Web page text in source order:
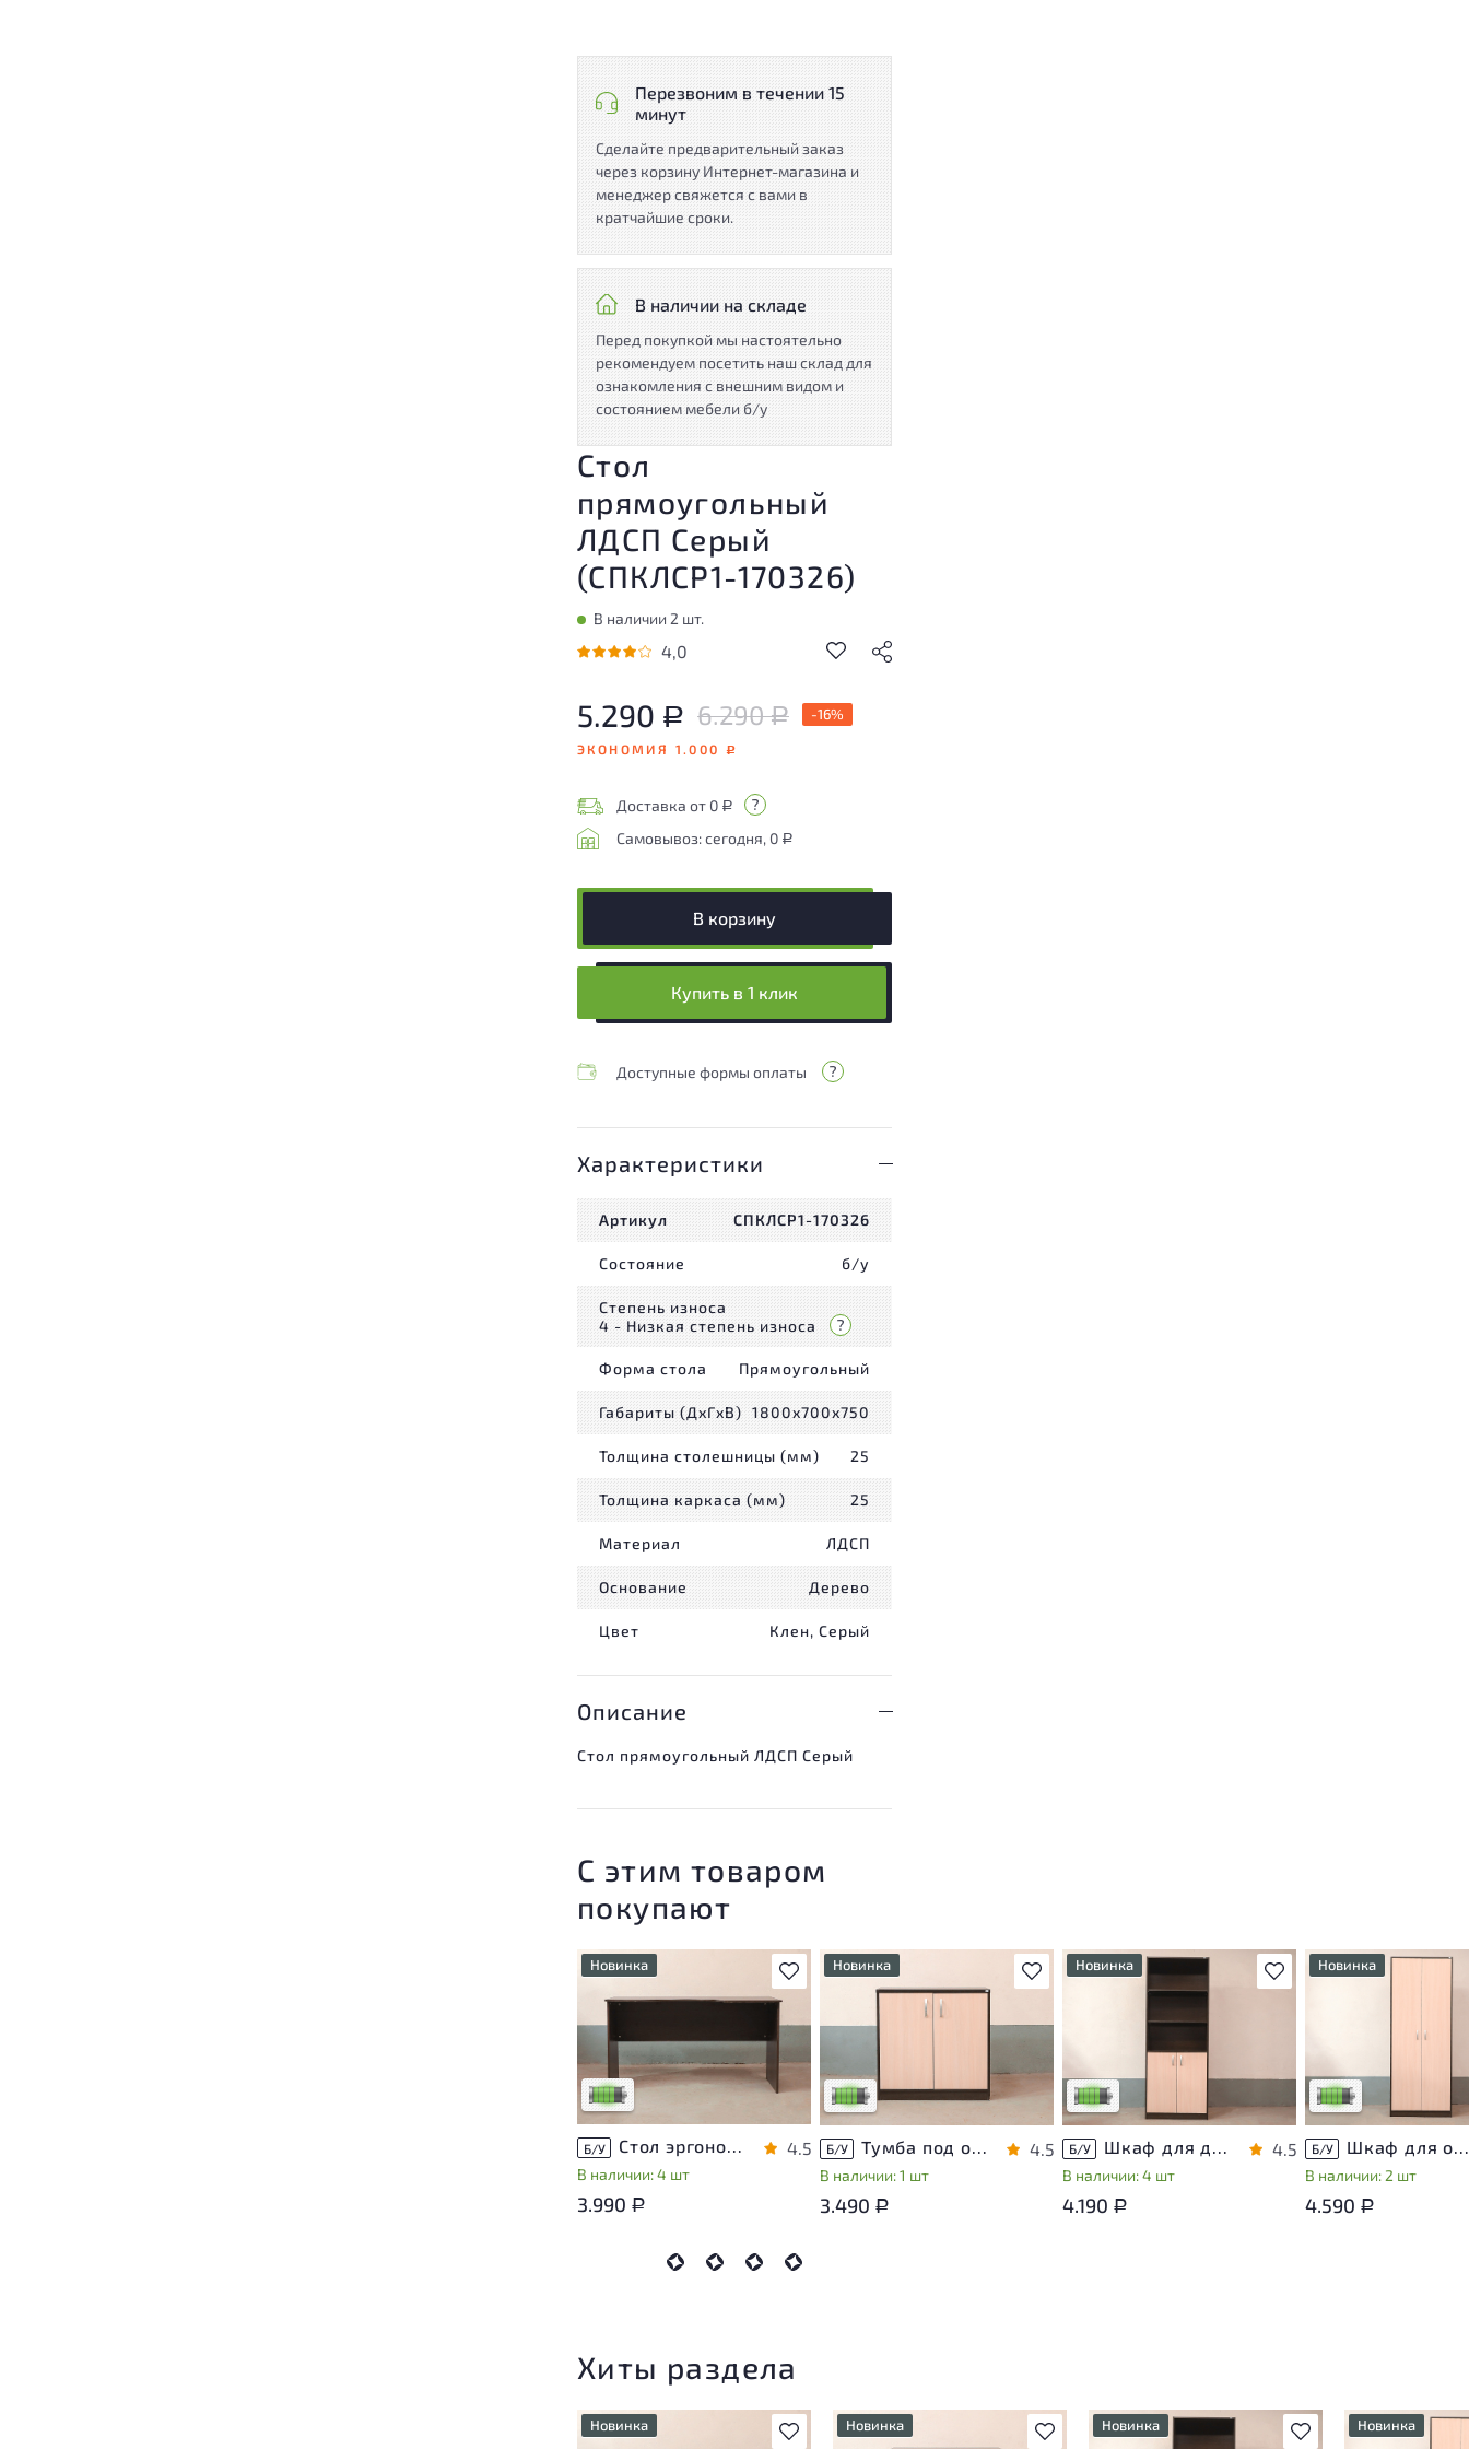
Перезвоним в течении 15
минут
Сделайте предварительный заказ
через корзину Интернет-магазина и
менеджер свяжется с вами в
кратчайшие сроки.
В наличии на складе
Перед покупкой мы настоятельно
рекомендуем посетить наш склад для
ознакомления с внешним видом и
состоянием мебели б/у
Стол
прямоугольный
ЛДСП Серый
(СПКЛСР1-170326)
В наличии 2 шт.
4,0
5.290 Р 6.290Р -16%
ЭКОНОМИЯ 1.000 Р
Доставка от 0 Р
Самовывоз: сегодня, 0 Р
В корзину
Купить в 1 клик
Доступные формы оплаты
Характеристики
Артикул СПКЛСР1-170326
Состояние б/у
Степень износа
4 - Низкая степень износа
Форма стола Прямоугольный
Габариты (ДxГxВ) 1800x700x750
Толщина столешницы (мм) 25
Толщина каркаса (мм) 25
Материал ЛДСП
Основание Дерево
Цвет Клен, Серый
Описание
Стол прямоугольный ЛДСП Серый
С этим товаром
покупают
В избранное
Новинка
У товара присутствуют
незначительные следы
эксплуатации, не влияющие
на удобство его
использования
Низкая степень износа
Б/У Стол эргономичный ЛДСП Венге
В наличии: 4 шт
4.5
3.990 Р
В избранное
Новинка
У товара присутствуют
незначительные следы
эксплуатации, не влияющие
на удобство его
Низкая степень износа
Б/У Тумба под оргтехнику ЛДСП Венге
В наличии: 1 шт
4.5
3.490 Р
В избранное
Новинка
эксплуатации, не влияющие
использования
Низкая степень износа
Б/У Шкаф для документов ЛДСП Венге
В наличии: 4 шт
4.5
4.190 Р
Новинка
эксплуатации, не
на удобство его
Низкая степень
Б/У Шкаф для одежды ЛДСП Венге
В наличии: 2 шт
4.590 Р
Хиты раздела
В избранное
Новинка В избранное
Новинка В избранное
Новинка Новинка